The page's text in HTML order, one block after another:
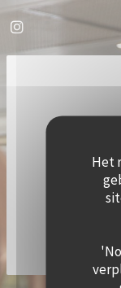
Cookies beheer paneel
Het
Instagram